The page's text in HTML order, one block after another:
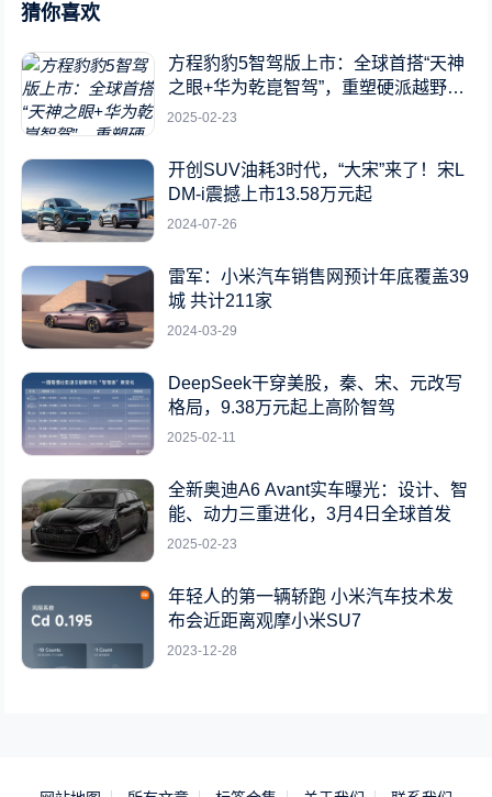
猜你喜欢
方程豹豹5智驾版上市：全球首搭“天神
之眼+华为乾崑智驾”，重塑硬派越野新
标杆
2025-02-23
开创SUV油耗3时代，“大宋”来了！宋L
DM-i震撼上市13.58万元起
2024-07-26
雷军：小米汽车销售网预计年底覆盖39
城 共计211家
2024-03-29
DeepSeek干穿美股，秦、宋、元改写
格局，9.38万元起上高阶智驾
2025-02-11
全新奥迪A6 Avant实车曝光：设计、智
能、动力三重进化，3月4日全球首发
2025-02-23
年轻人的第一辆轿跑 小米汽车技术发
布会近距离观摩小米SU7
2023-12-28